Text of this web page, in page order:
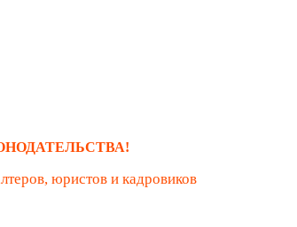
юристов и кадровиков